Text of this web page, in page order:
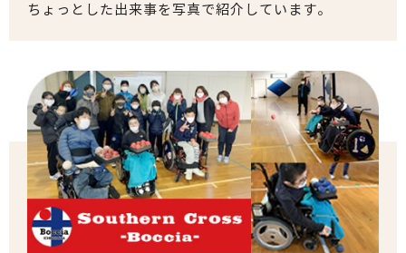
ちょっとした出来事を写真で紹介しています。